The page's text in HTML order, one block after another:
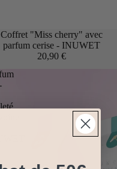
Coffret "Miss cherry" avec
parfum cerise - INUWET
20,90 €